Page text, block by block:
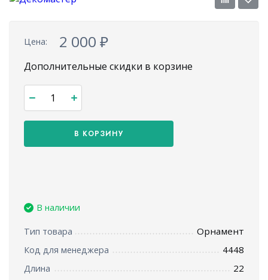
Цена: 2 000 ₽
Дополнительные скидки в корзине
В КОРЗИНУ
В наличии
Тип товара Орнамент
Код для менеджера 4448
Длина 22